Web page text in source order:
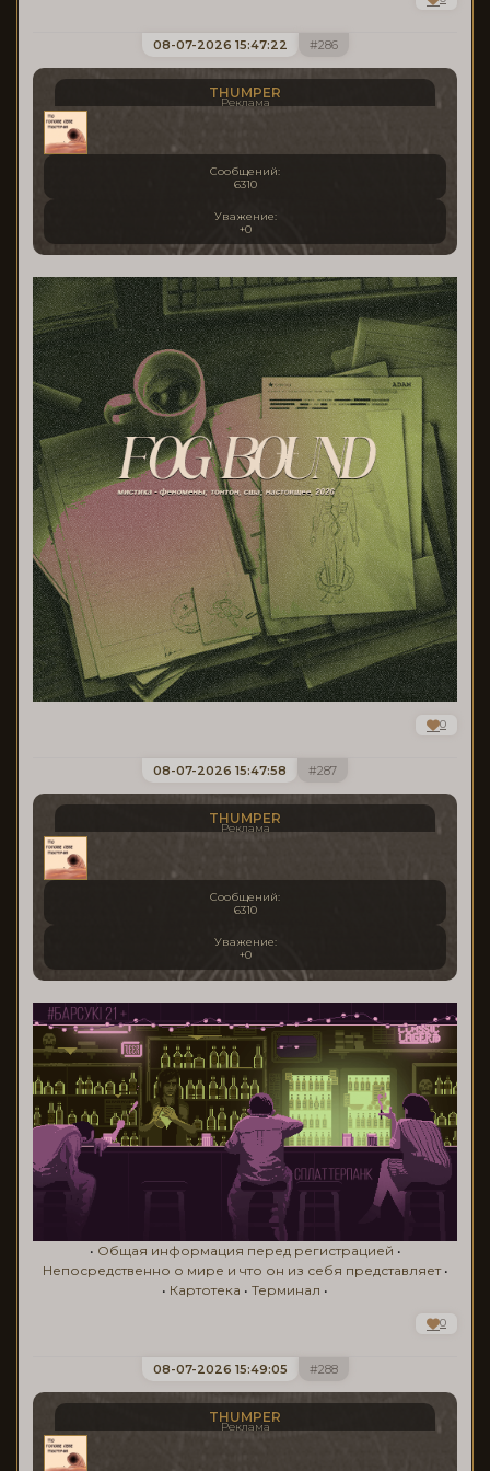
286
08-07-2026 15:47:22
THUMPER
Реклама
Сообщений:
6310
Уважение:
+0
0
287
08-07-2026 15:47:58
THUMPER
Реклама
Сообщений:
6310
Уважение:
+0
• Общая информация перед регистрацией •
Непосредственно о мире и что он из себя представляет•
• Картотека • Терминал •
0
288
08-07-2026 15:49:05
THUMPER
Реклама